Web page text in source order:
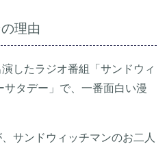
理由
したラジオ番組「サンドウィ
サタデー」で、一番面白い漫
サンドウィッチマンのお二人